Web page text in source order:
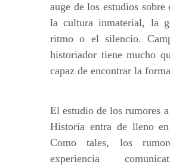
auge de los estudios
la cultura inmaterial, la
ritmo o el silencio.
historiador tiene mucho
capaz de encontrar la
El estudio de los rumores
Historia entra de lleno
Como tales, los
experiencia